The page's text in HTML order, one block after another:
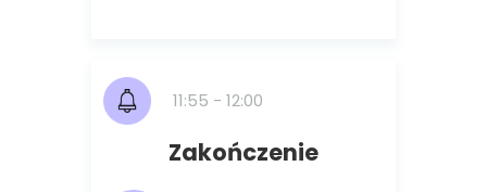
Zakończenie
11:55 - 12:00